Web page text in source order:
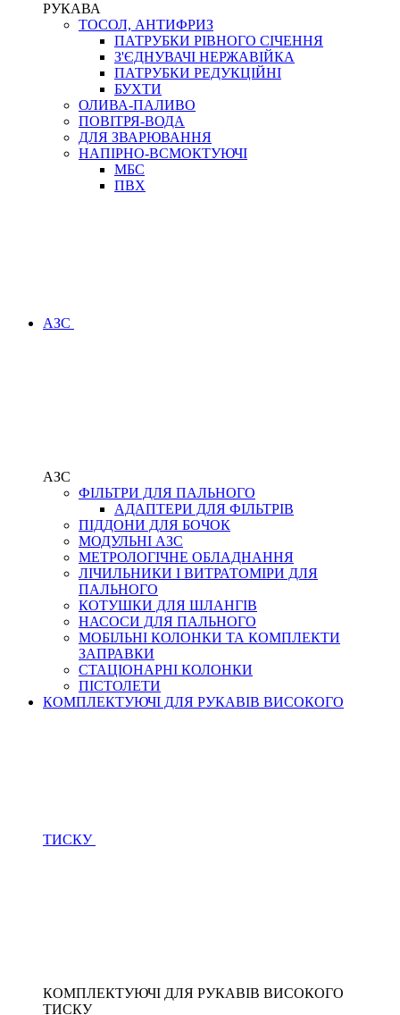
РУКАВА
ТОСОЛ, АНТИФРИЗ
ПАТРУБКИ РІВНОГО СІЧЕННЯ
З'ЄДНУВАЧІ НЕРЖАВІЙКА
ПАТРУБКИ РЕДУКЦІЙНІ
БУХТИ
ОЛИВА-ПАЛИВО
ПОВІТРЯ-ВОДА
ДЛЯ ЗВАРЮВАННЯ
НАПІРНО-ВСМОКТУЮЧІ
МБС
ПВХ
АЗС
АЗС
ФІЛЬТРИ ДЛЯ ПАЛЬНОГО
АДАПТЕРИ ДЛЯ ФІЛЬТРІВ
ПІДДОНИ ДЛЯ БОЧОК
МОДУЛЬНІ АЗС
МЕТРОЛОГІЧНЕ ОБЛАДНАННЯ
ЛІЧИЛЬНИКИ І ВИТРАТОМІРИ ДЛЯ
ПАЛЬНОГО
КОТУШКИ ДЛЯ ШЛАНГІВ
НАСОСИ ДЛЯ ПАЛЬНОГО
МОБІЛЬНІ КОЛОНКИ ТА КОМПЛЕКТИ
ЗАПРАВКИ
СТАЦІОНАРНІ КОЛОНКИ
ПІСТОЛЕТИ
КОМПЛЕКТУЮЧІ ДЛЯ РУКАВІВ ВИСОКОГО
ТИСКУ
КОМПЛЕКТУЮЧІ ДЛЯ РУКАВІВ ВИСОКОГО
ТИСКУ